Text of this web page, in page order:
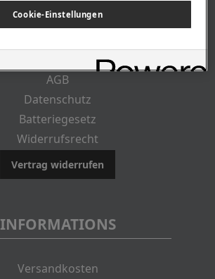
CUSTOMER INFO
AGB
Datenschutz
Batteriegesetz
Widerrufsrecht
Vertrag widerrufen
INFORMATIONS
Versandkosten
Cookie-Einstellungen